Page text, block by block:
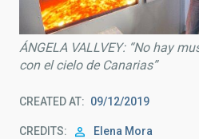
ÁNGELA VALLVEY: “No hay
con el cielo de Canarias”
CREATED AT 09/12/2019
CREDITS Elena Mora